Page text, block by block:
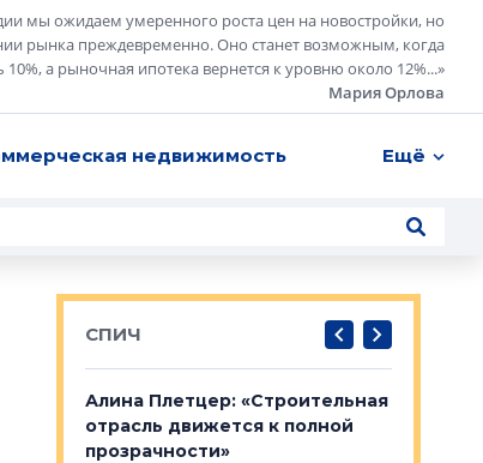
мы ожидаем умеренного роста цен на новостройки, но
рынка преждевременно. Оно станет возможным, когда
а рыночная ипотека вернется к уровню около 12%...»
Мария Орлова
недвижимость Ещё
СПИЧ
Алина Плетцер: «Строительная
отрасль движется к полной
прозрачности»